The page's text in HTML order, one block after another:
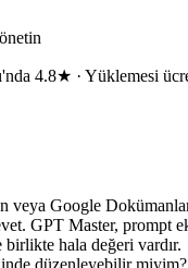
4.8★ · Yüklemesi
Google
GPT Master, prompt
hala değeri vardır.